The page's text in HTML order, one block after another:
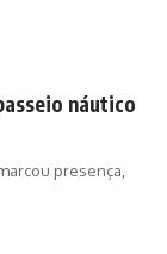
náutico
presença,